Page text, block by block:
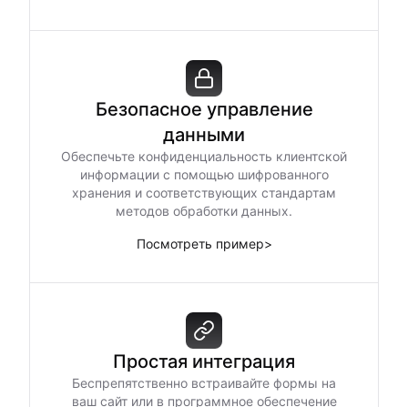
Безопасное управление
данными
Обеспечьте конфиденциальность клиентской
информации с помощью шифрованного
хранения и соответствующих стандартам
методов обработки данных.
Посмотреть пример>
Простая интеграция
Беспрепятственно встраивайте формы на
ваш сайт или в программное обеспечение